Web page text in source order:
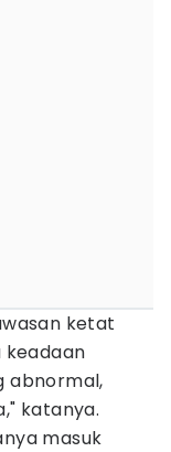
ketat
keadaan
abnormal,
katanya.
masuk